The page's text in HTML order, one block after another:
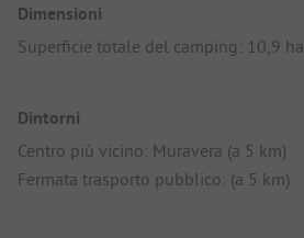
Dimensioni
Superficie totale del camping: 10,9 ha
Dintorni
Centro più vicino: Muravera (a 5 km)
Fermata trasporto pubblico: (a 5 km)